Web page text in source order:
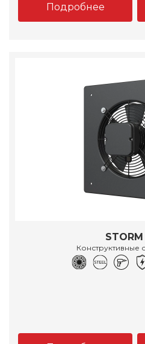
Подробнее
Конструктивные